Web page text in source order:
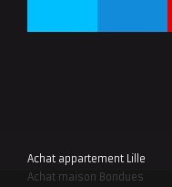
Achat appartement Lille
Achat maison Bondues